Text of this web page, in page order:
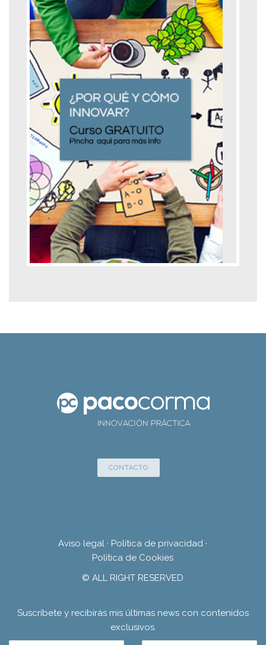
CONTACTO
Aviso legal · Política de privacidad ·
Política de Cookies
© ALL RIGHT RESERVED
Suscríbete y recibirás mis últimas news con contenidos
exclusivos.